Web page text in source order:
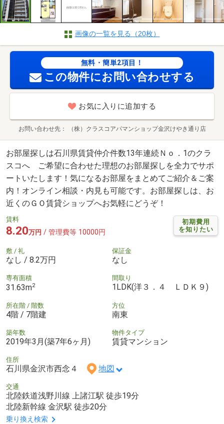
画像の一覧を見る（20枚）
無料・簡単2項目！
この物件にお問い合わせする
お気に入りに追加する
お問い合わせ先 （株）クラスコアパマンショップ金沢けやき通り店
お部屋探しは石川県賃貸仲介件数13年連続Ｎｏ．1のクラ
スコへ ご希望に合わせた理想のお部屋探しを全力でサポ
ートいたします！気になるお部屋をまとめてご紹介＆ご案
内！オンライン相談・内見も可能です。お部屋探しは、お
近くのＧＯ賃貸ショップへお気軽にどうぞ！
初期費用
を知りたい
賃料
8.20万円 / 管理費等 10000円
敷 / 礼
なし / 8.2万円
保証金
なし
専有面積
31.63m2
間取り
1LDK(洋３．４ ＬＤＫ９)
所在階 / 階数
4階 / 7階建
方位
南東
築年数
2019年3月(築7年6ヶ月)
物件タイプ
賃貸マンション
住所
石川県金沢市西念４ 地図
交通
北陸鉄道浅野川線 上諸江駅 徒歩19分
北陸新幹線 金沢駅 徒歩20分
乗り換え検索